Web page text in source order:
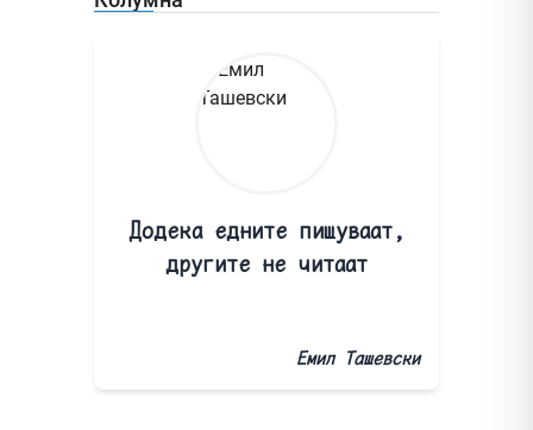
Додека едните пишуваат,
другите не читаат
Емил Ташевски